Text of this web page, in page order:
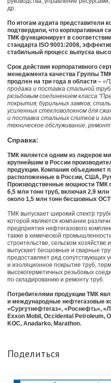
др.
По итогам аудита представители
подтвердили, что корпоративная
ТМК функционирует в
стандарта ISO 9001:2008,
стабильный процесс выпуска
Срок действия корпоративного
менеджмента качества Группы
продлен на три года в области –
продажа и поставка стальной
резьбовым соединением класса
покрытия; бурильных замков;
усиленных стекловолокном для
и поставка стальных слитков и
техническое обслуживание,
Справка:
ТМК является одним из лидеров
крупнейшим в России
продукции. Компания объединяет
расположенные в России, США,
Производственные мощности ТМК
6,5 млн тонн труб, включая 2,9
около 1,5 млн тонн бесшовных
ТМК выпускает широкий спектр
которой являются компании
предприятия нефтегазового
также в химической
строительстве, сельском хозяйстве
выпускает бесшовные и сварные
предоставляет ряд сопутствующих
и изоляционное покрытие труб,
высокогерметичных резьбовых
по складированию и ремонту труб.
Потребителями продукции ТМК
и международные нефтегазовые
«Сургутнефтегаз», «Роснефть»,
Exxon Mobil, Occidental Petroleum,
KOC, Anadarko, Marathon.
Поделиться